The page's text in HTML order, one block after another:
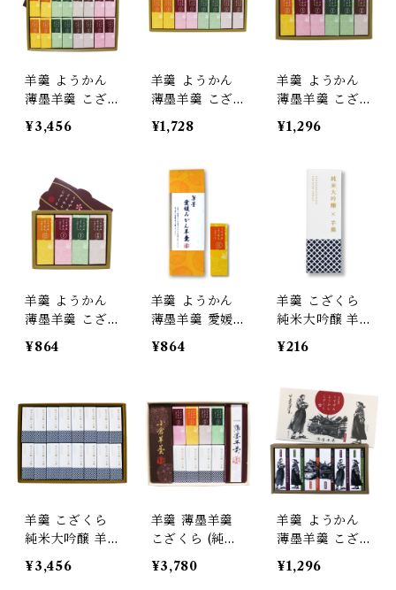
泉 松山城 限定
パッケージ 老
羊羹 ようかん
薄墨羊羹 こざ
くら 16個入 ひ
とくち 一口 ミ
ート ご贈答 ギ
フト プレゼン
ト 御中元 御歳
¥3,456
羊羹 ようかん
薄墨羊羹 こざ
くら 8個入 ひ
とくち 一口 ミ
ート 贈り物 プ
レゼント ギフ
¥1,728
羊羹 ようかん
薄墨羊羹 こざ
くら 6個入 ひ
とくち 一口 ミ
ート 贈り物 プ
レゼント ギフ
¥1,296
羊羹 ようかん
薄墨羊羹 こざ
くら 4個入 ひ
とくち 一口 ミ
レゼント ギフ
ト
¥864
羊羹 ようかん
薄墨羊羹 愛媛
みかん 4個入
ひとくち 一口
プレゼント ギ
フト
¥864
羊羹 こざくら
純米大吟醸 羊
羹 ばら売り
¥216
羊羹 こざくら
純米大吟醸 羊
羹 16個入
¥3,456
羊羹 薄墨羊羹
こざくら (純米
大吟醸羊羹/小
豆/抹茶/黒糖/愛
¥3,780
羊羹 ようかん
薄墨羊羹 こざ
くら 松山 道後
めぐり 6個入
¥1,296